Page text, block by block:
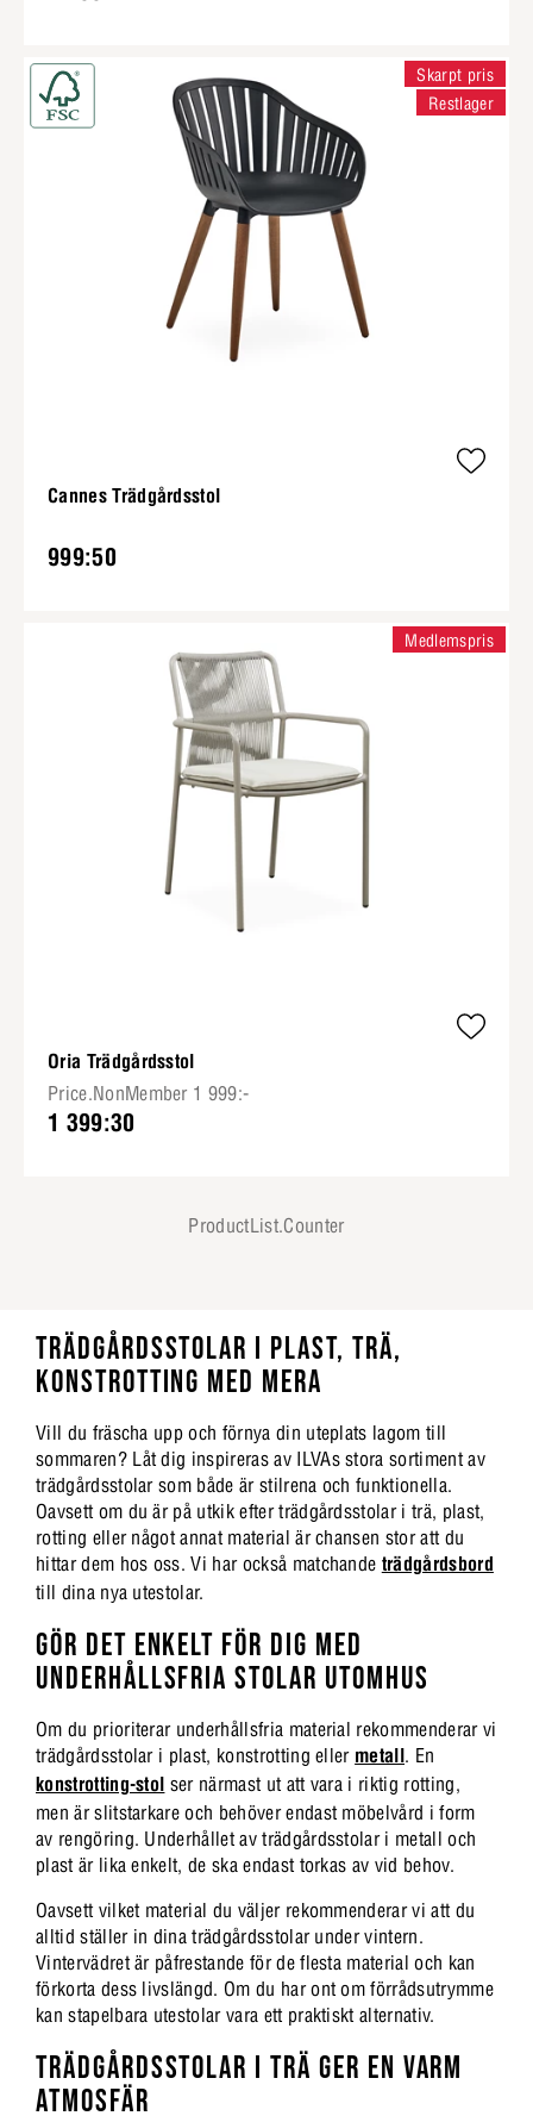
Cannes Trädgårdsstol
999:50
Skarpt pris
Restlager
Oria Trädgårdsstol
Price.NonMember 1 999:-
1 399:30
Medlemspris
ProductList.Counter
TRÄDGÅRDSSTOLAR I PLAST, TRÄ,
KONSTROTTING MED MERA
Vill du fräscha upp och förnya din uteplats lagom till
sommaren? Låt dig inspireras av ILVAs stora sortiment av
trädgårdsstolar som både är stilrena och funktionella.
Oavsett om du är på utkik efter trädgårdsstolar i trä, plast,
rotting eller något annat material är chansen stor att du
hittar dem hos oss. Vi har också matchande trädgårdsbord
till dina nya utestolar.
GÖR DET ENKELT FÖR DIG MED
UNDERHÅLLSFRIA STOLAR UTOMHUS
Om du prioriterar underhållsfria material rekommenderar vi
trädgårdsstolar i plast, konstrotting eller metall. En
konstrotting-stol ser närmast ut att vara i riktig rotting,
men är slitstarkare och behöver endast möbelvård i form
av rengöring. Underhållet av trädgårdsstolar i metall och
plast är lika enkelt, de ska endast torkas av vid behov.
Oavsett vilket material du väljer rekommenderar vi att du
alltid ställer in dina trädgårdsstolar under vintern.
Vintervädret är påfrestande för de flesta material och kan
förkorta dess livslängd. Om du har ont om förrådsutrymme
kan stapelbara utestolar vara ett praktiskt alternativ.
TRÄDGÅRDSSTOLAR I TRÄ GER EN VARM
ATMOSFÄR